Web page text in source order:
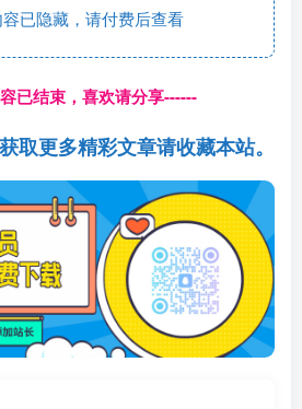
已隐藏，请付费后查看
已结束，喜欢请分享------
取更多精彩文章请收藏本站。